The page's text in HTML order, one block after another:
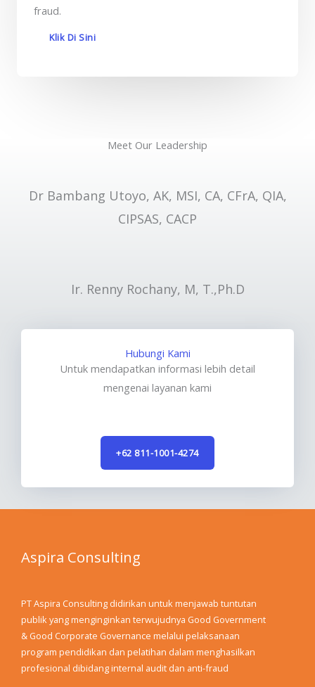
fraud.
Klik Di Sini
Meet Our Leadership
Dr Bambang Utoyo, AK, MSI, CA, CFrA, QIA,
CIPSAS, CACP
Ir. Renny Rochany, M, T.,Ph.D
Hubungi Kami
Untuk mendapatkan informasi lebih detail
mengenai layanan kami
+62 811-1001-4274
Aspira Consulting
PT Aspira Consulting didirikan untuk menjawab tuntutan
publik yang menginginkan terwujudnya Good Government
& Good Corporate Governance melalui pelaksanaan
program pendidikan dan pelatihan dalam menghasilkan
profesional dibidang internal audit dan anti-fraud